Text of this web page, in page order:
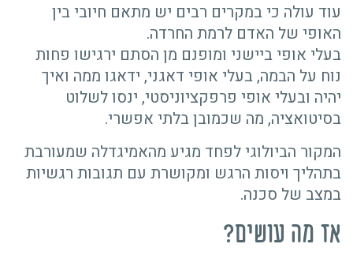
עוד עולה כי במקרים רבים יש מתאם חיובי בין
האופי של האדם לרמת החרדה.
בעלי אופי ביישני ומופנם מן הסתם ירגישו פחות
נוח על הבמה, בעלי אופי דאגני, ידאגו ממה ואיך
יהיה ובעלי אופי פרפקציוניסטי, ינסו לשלוט
בסיטואציה, מה שכמובן בלתי אפשרי.
המקור הביולוגי לפחד מגיע מהאמיגדלה שמעורבת
בתהליך ויסות הרגש ומקושרת עם תגובות רגשיות
במצב של סכנה.
אז מה עושים?